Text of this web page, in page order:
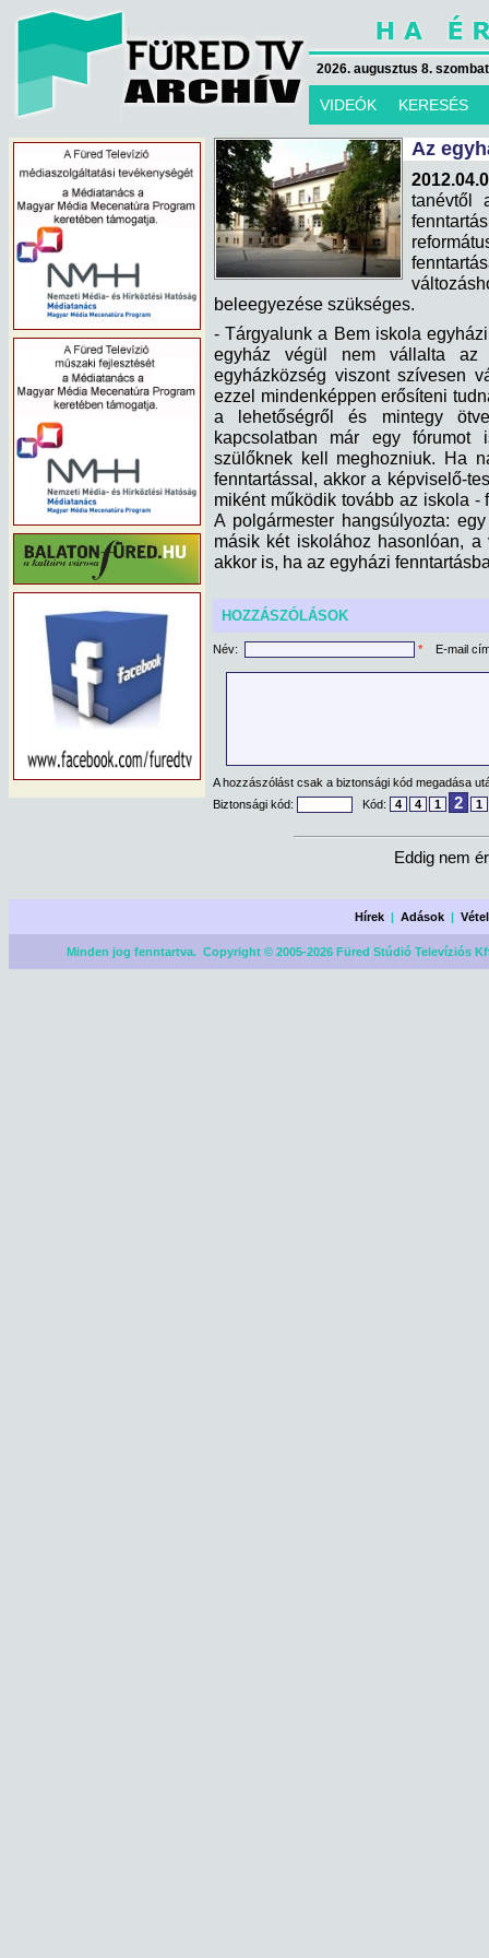
2026. augusztus 8.
VIDEÓK KERESÉS
Az
tanévtől
beleegyezése szükséges.
- Tárgyalunk a Bem iskola
egyház végül nem vállalta az
egyházközség viszont szívesen
ezzel mindenképpen erősíteni
a lehetőségről és mintegy
kapcsolatban már egy
szülőknek kell meghozniuk. Ha
fenntartással, akkor a képviselő-
miként működik tovább az iskola -
A polgármester hangsúlyozta:
másik két iskolához hasonlóan,
akkor is, ha az egyházi
HOZZÁSZÓLÁSOK
Név: * E-mail
A hozzászólást csak a biztonsági kód megadása
Biztonsági kód:
Kód: 4 4 1 2 1
Eddig nem
Hírek |Adások |
Minden jog fenntartva. Copyright © 2005-2026 Füred Stúdió Televíziós